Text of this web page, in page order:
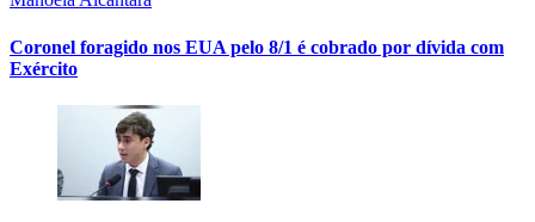
Coronel foragido nos EUA pelo 8/1 é cobrado por dívida com
Exército